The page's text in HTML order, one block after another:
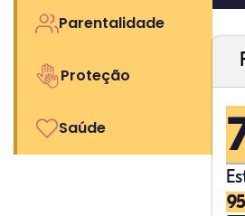
Parentalidade
Proteção
Saúde